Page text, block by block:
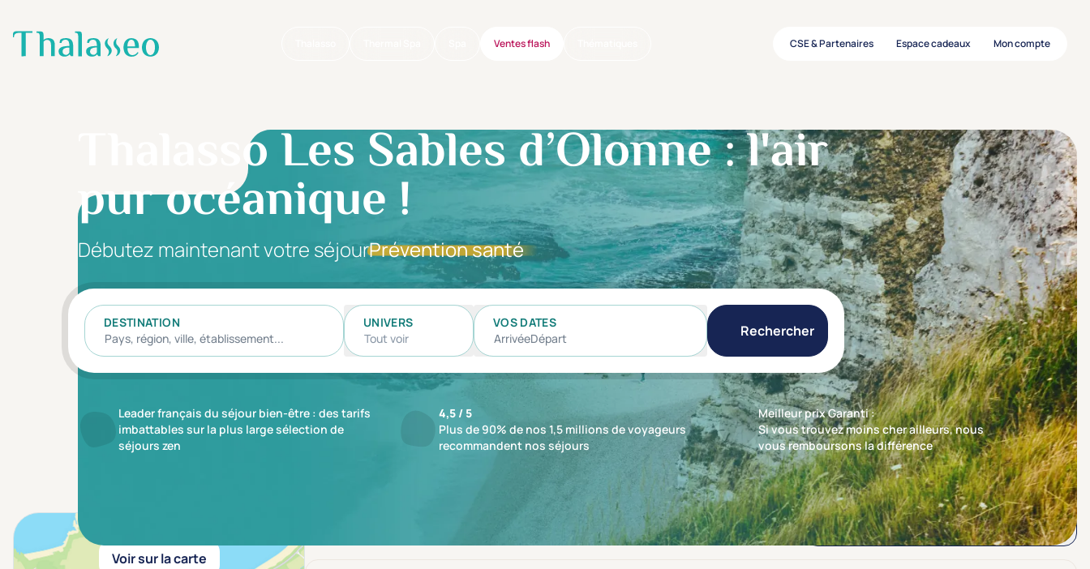
Aller au contenu principal Ventes flash CSE & Partenaires Espace cadeaux Mon compte
Thalasso Les Sables d’Olonne : l'air
pur océanique !
Débutez maintenant votre séjourPrévention santé
DESTINATION
UNIVERS
Tout voir
VOS DATES
ArrivéeDépart Rechercher
Leader français du séjour bien-être : des tarifs
imbattables sur la plus large sélection de
séjours zen
4,5 / 5
Plus de 90% de nos 1,5 millions de voyageurs
recommandent nos séjours
Meilleur prix Garanti :
Si vous trouvez moins cher ailleurs, nous
vous remboursons la différence
Voir sur la carte
jusqu'à -10% Trier par Nos recommandations en premier